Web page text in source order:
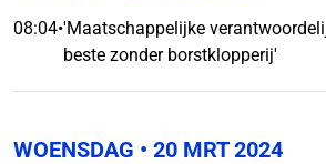
08:04•'Maatschappelijke
beste zonder borstklopperij'
WOENSDAG • 20 MRT 2024